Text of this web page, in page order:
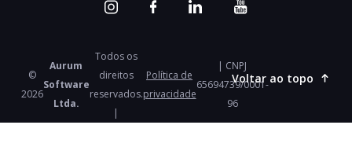
©
2026
Aurum
Software
Ltda.
Todos os
direitos
reservados.
|
Política de
privacidade
| CNPJ
65694739/0001-
96
Voltar ao topo